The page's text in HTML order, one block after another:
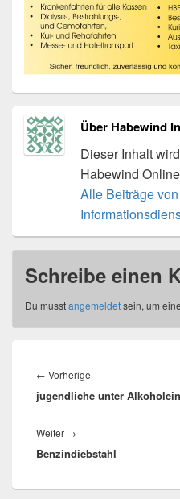
Über Habewind
Dieser Inhalt
Habewind Online
Alle Beiträge
Schreibe einen
Du musstangemeldetsein, um
← Vorherige
Beitrag:
jugendliche unter
Weiter →
Beitrag:
Benzindiebstahl